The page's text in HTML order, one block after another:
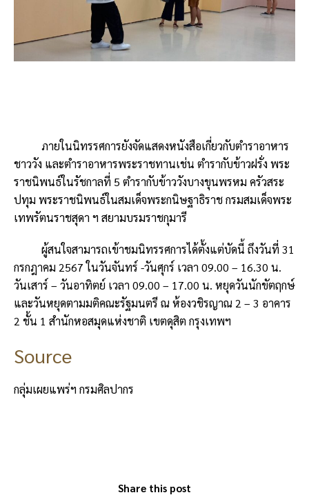
ภายในนิทรรศการยังจัดแสดงหนังสือเกี่ยวกับตำราอาหาร
ชาววัง และตำราอาหารพระราชทานเช่น ตำรากับข้าวฝรั่ง พระ
ราชนิพนธ์ในรัชกาลที่ 5 ตำรากับข้าววังบางขุนพรหม ครัวสระ
ปทุม พระราชนิพนธ์ในสมเด็จพระกนิษฐาธิราช กรมสมเด็จพระ
เทพรัตนราชสุดา ฯ สยามบรมราชกุมารี
ผู้สนใจสามารถเข้าชมนิทรรศการได้ตั้งแต่บัดนี้ ถึงวันที่ 31
กรกฎาคม 2567 ในวันจันทร์ -วันศุกร์ เวลา 09.00 – 16.30 น.
วันเสาร์ – วันอาทิตย์ เวลา 09.00 – 17.00 น. หยุดวันนักขัตฤกษ์
และวันหยุดตามมติคณะรัฐมนตรี ณ ห้องวชิรญาณ 2 – 3 อาคาร
2 ชั้น 1 สำนักหอสมุดแห่งชาติ เขตดุสิต กรุงเทพฯ
Source
กลุ่มเผยแพร่ฯ กรมศิลปากร
Share this post